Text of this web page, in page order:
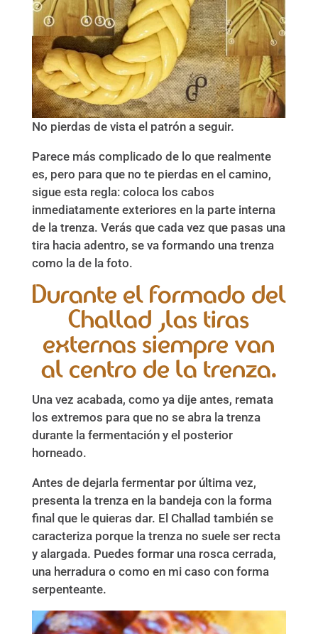
No pierdas de vista el patrón a seguir.
Parece más complicado de lo que realmente
es, pero para que no te pierdas en el camino,
sigue esta regla: coloca los cabos
inmediatamente exteriores en la parte interna
de la trenza. Verás que cada vez que pasas una
tira hacia adentro, se va formando una trenza
como la de la foto.
Durante el formado del
Challad ,las tiras
externas siempre van
al centro de la trenza.
Una vez acabada, como ya dije antes, remata
los extremos para que no se abra la trenza
durante la fermentación y el posterior
horneado.
Antes de dejarla fermentar por última vez,
presenta la trenza en la bandeja con la forma
final que le quieras dar. El Challad también se
caracteriza porque la trenza no suele ser recta
y alargada. Puedes formar una rosca cerrada,
una herradura o como en mi caso con forma
serpenteante.